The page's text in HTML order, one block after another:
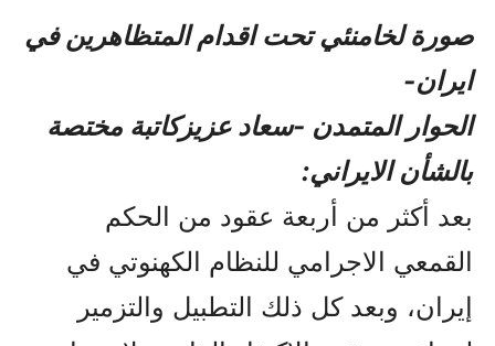
صورة لخامنئي تحت اقدام المتظاهرین في
ایران-
الحوار المتمدن -سعاد عزيزکاتبة مختصة
بالشأن الايراني:
بعد أکثر من أربعة عقود من الحکم
القمعي الاجرامي للنظام الکهنوتي في
إيران، وبعد کل ذلك التطبيل والتزمير